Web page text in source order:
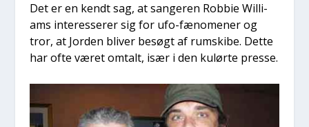
Det er en kendt sag, at san­ge­ren Rob­bie Wil­li­
ams inter­es­se­rer sig for ufo-fæno­me­ner og
tror, at Jor­den bli­ver besøgt af rum­ski­be. Det­te
har ofte været omtalt, især i den kulør­te pres­se.